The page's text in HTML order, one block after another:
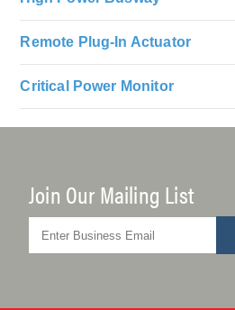
Remote Plug-In Actuator
Critical Power Monitor
Join Our Mailing List